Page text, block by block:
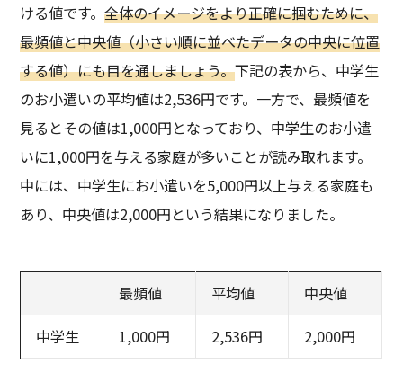
ける値です。全体のイメージをより正確に掴むために、
最頻値と中央値（小さい順に並べたデータの中央に位置
する値）にも目を通しましょう。下記の表から、中学生
のお小遣いの平均値は2,536円です。一方で、最頻値を
見るとその値は1,000円となっており、中学生のお小遣
いに1,000円を与える家庭が多いことが読み取れます。
中には、中学生にお小遣いを5,000円以上与える家庭も
あり、中央値は2,000円という結果になりました。
最頻値 平均値
中央値
中学生
1,000円 2,536円 2,000円